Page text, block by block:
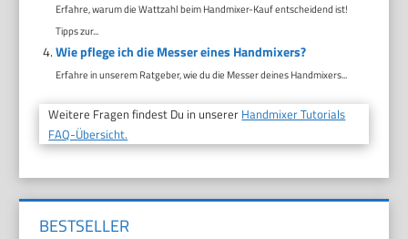
Erfahre, warum die Wattzahl beim Handmixer-Kauf entscheidend ist!
Tipps zur...
Wie pflege ich die Messer eines Handmixers?
Erfahre in unserem Ratgeber, wie du die Messer deines Handmixers...
Weitere Fragen findest Du in unserer Handmixer Tutorials
FAQ-Übersicht.
BESTSELLER